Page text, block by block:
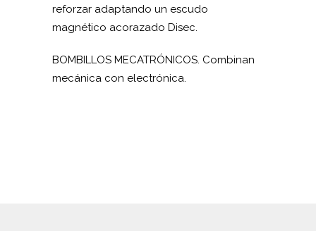
reforzar adaptando un escudo
magnético acorazado Disec.
BOMBILLOS MECATRÓNICOS. Combinan
mecánica con electrónica.